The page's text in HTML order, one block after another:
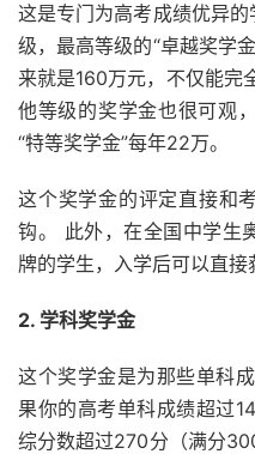
这是专门为高考成绩优异
级，最高等级的“卓越奖学
来就是160万元，不仅能完
他等级的奖学金也很可观
“特等奖学金”每年22万。
这个奖学金的评定直接和
钩。 此外，在全国中学生
牌的学生，入学后可以直接
2. 学科奖学金
这个奖学金是为那些单科
果你的高考单科成绩超过
综分数超过270分（满分